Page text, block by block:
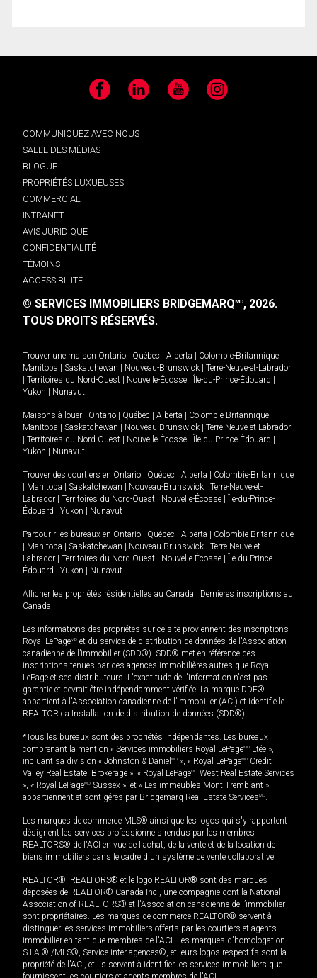
Facebook LinkedIn YouTube Instagram
COMMUNIQUEZ AVEC NOUS
SALLE DES MÉDIAS
BLOGUE
PROPRIÉTÉS LUXUEUSES
COMMERCIAL
INTRANET
AVIS JURIDIQUE
CONFIDENTIALITÉ
TÉMOINS
ACCESSIBILITÉ
© SERVICES IMMOBILIERS BRIDGEMARQMD, 2026.
TOUS DROITS RÉSERVÉS.
Trouver une maison Ontario Québec Alberta Colombie-Britannique
Manitoba
Saskatchewan Nouveau-Brunswick
Terre-Neuve-et-Labrador
Territoires du Nord-Ouest Nouvelle-Écosse Île-du-Prince-Édouard
Yukon
Nunavut.
Maisons à louer - Ontario Québec Alberta Colombie-Britannique
Manitoba
Saskatchewan Nouveau-Brunswick
Terre-Neuve-et-Labrador
Territoires du Nord-Ouest Nouvelle-Écosse Île-du-Prince-Édouard
Yukon
Nunavut.
Trouver des courtiers en Ontario Québec Alberta
Colombie-Britannique
Manitoba Saskatchewan Nouveau-Brunswick
Terre-Neuve-et-
Labrador
Territoires du Nord-Ouest Nouvelle-Écosse
Île-du-Prince-
Édouard
Yukon Nunavut
Parcourir les bureaux en Ontario Québec Alberta
Colombie-Britannique
Manitoba Saskatchewan Nouveau-Brunswick
Terre-Neuve-et-
Labrador
Territoires du Nord-Ouest Nouvelle-Écosse
Île-du-Prince-
Édouard
Yukon Nunavut
Afficher les propriétés résidentielles au Canada
Dernières inscriptions au
Canada
Les informations des propriétés sur ce site proviennent des inscriptions
Royal LePageMD et du service de distribution de données de l'Association
canadienne de l’immobilier (SDD®). SDD® met en référence des
inscriptions tenues par des agences immobilières autres que Royal
LePage et ses distributeurs. L'exactitude de l'information n'est pas
garantie et devrait être indépendamment vérifiée. La marque DDF®
appartient à l'Association canadienne de l’immobilier (ACI) et identifie le
REALTOR.ca Installation de distribution de données (SDD®).
*Tous les bureaux sont des propriétés indépendantes. Les bureaux
comprenant la mention « Services immobiliers Royal LePageMD Ltée »,
incluant sa division « Johnston & Daniel MD », « Royal LePageMD Credit
Valley Real Estate, Brokerage », « Royal LePageMD West Real Estate Services
», « Royal LePageMD Sussex », et « Les immeubles Mont-Tremblant »
appartiennent et sont gérés par Bridgemarq Real Estate ServicesMD.
Les marques de commerce MLS® ainsi que les logos qui s'y rapportent
désignent les services professionnels rendus par les membres
REALTORS® de l'ACI en vue de l'achat, de la vente et de la location de
biens immobiliers dans le cadre d'un système de vente collaborative.
REALTOR®, REALTORS® et le logo REALTOR® sont des marques
déposées de REALTOR® Canada Inc., une compagnie dont la National
Association of REALTORS® et l'Association canadienne de l’immobilier
sont propriétaires. Les marques de commerce REALTOR® servent à
distinguer les services immobiliers offerts par les courtiers et agents
immobilier en tant que membres de l'ACI. Les marques d'homologation
S.I.A.® /MLS®, Service inter-agences®, et leurs logos respectifs sont la
propriété de l'ACI, et ils servent à identifier les services immobiliers que